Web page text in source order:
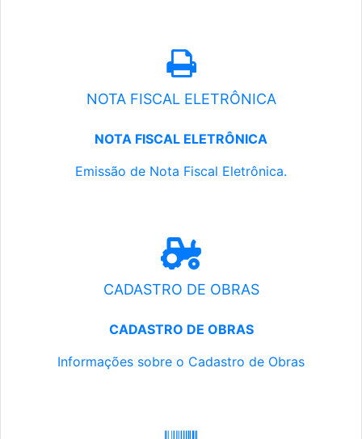
NOTA FISCAL ELETRÔNICA
NOTA FISCAL ELETRÔNICA
Emissão de Nota Fiscal Eletrônica.
CADASTRO DE OBRAS
CADASTRO DE OBRAS
Informações sobre o Cadastro de Obras